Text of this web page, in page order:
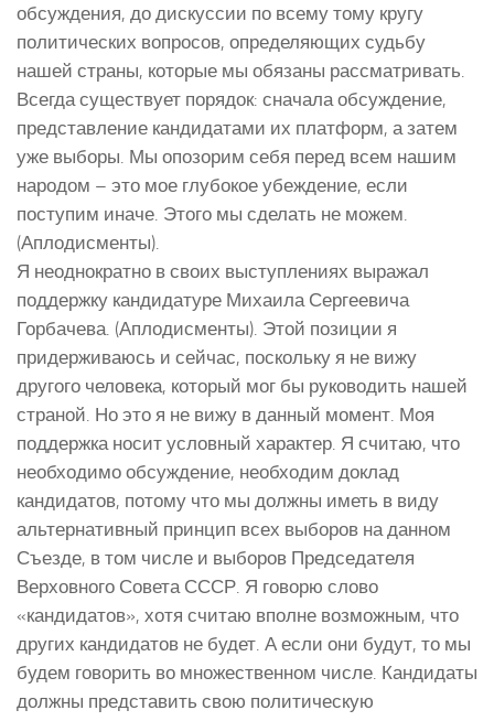
обсуждения, до дискуссии по всему тому кругу
политических вопросов, определяющих судьбу
нашей страны, которые мы обязаны рассматривать.
Всегда существует порядок: сначала обсуждение,
представление кандидатами их платформ, а затем
уже выборы. Мы опозорим себя перед всем нашим
народом – это мое глубокое убеждение, если
поступим иначе. Этого мы сделать не можем.
(Аплодисменты).
Я неоднократно в своих выступлениях выражал
поддержку кандидатуре Михаила Сергеевича
Горбачева. (Аплодисменты). Этой позиции я
придерживаюсь и сейчас, поскольку я не вижу
другого человека, который мог бы руководить нашей
страной. Но это я не вижу в данный момент. Моя
поддержка носит условный характер. Я считаю, что
необходимо обсуждение, необходим доклад
кандидатов, потому что мы должны иметь в виду
альтернативный принцип всех выборов на данном
Съезде, в том числе и выборов Председателя
Верховного Совета СССР. Я говорю слово
«кандидатов», хотя считаю вполне возможным, что
других кандидатов не будет. А если они будут, то мы
будем говорить во множественном числе. Кандидаты
должны представить свою политическую